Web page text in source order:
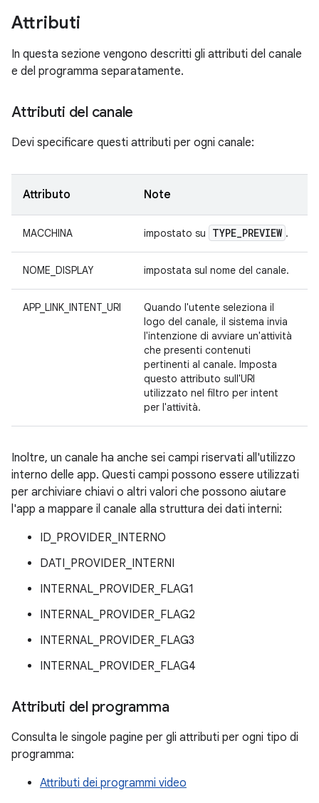
Attributi
In questa sezione vengono descritti gli attributi del canale
e del programma separatamente.
Attributi del canale
Devi specificare questi attributi per ogni canale:
Attributo Note
MACCHINA impostato su TYPE_PREVIEW .
NOME_DISPLAY impostata sul nome del canale.
APP_LINK_INTENT_URI
Quando l'utente seleziona il
logo del canale, il sistema invia
l'intenzione di avviare un'attività
che presenti contenuti
pertinenti al canale. Imposta
questo attributo sull'URI
utilizzato nel filtro per intent
per l'attività.
Inoltre, un canale ha anche sei campi riservati all'utilizzo
interno delle app. Questi campi possono essere utilizzati
per archiviare chiavi o altri valori che possono aiutare
l'app a mappare il canale alla struttura dei dati interni:
ID_PROVIDER_INTERNO
DATI_PROVIDER_INTERNI
INTERNAL_PROVIDER_FLAG1
INTERNAL_PROVIDER_FLAG2
INTERNAL_PROVIDER_FLAG3
INTERNAL_PROVIDER_FLAG4
Attributi del programma
Consulta le singole pagine per gli attributi per ogni tipo di
programma:
Attributi dei programmi video